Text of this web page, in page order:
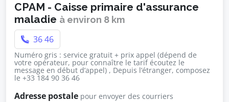
CPAM - Caisse primaire d'assurance
maladie à environ 8 km
36 46
Numéro gris : service gratuit + prix appel (dépend de
votre opérateur, pour connaître le tarif écoutez le
message en début d’appel) , Depuis l’étranger, composez
le +33 184 90 36 46
Adresse postale pour envoyer des courriers